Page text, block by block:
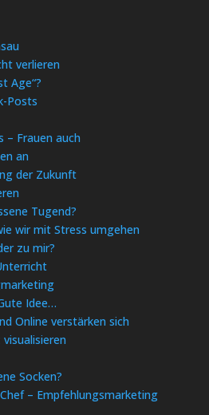
verlieren
Age“?
Posts
– Frauen auch
an
der Zukunft
Tugend?
wir mit Stress umgehen
zu mir?
Idee…
Online verstärken sich
Socken?
– Empfehlungsmarketing